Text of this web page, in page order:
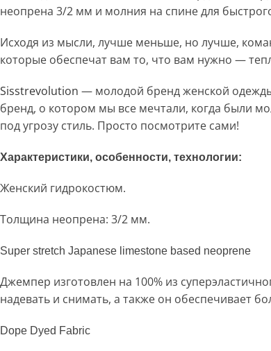
неопрена 3/2 мм и молния на спине для
Исходя из мысли, лучше меньше, но лучше,
которые обеспечат вам то, что вам нужно —
Sisstrevolution — молодой бренд женской
бренд, о котором мы все мечтали, когда были
под угрозу стиль. Просто посмотрите сами!
Характеристики, особенности, технологии:
Женский гидрокостюм.
Толщина неопрена: 3/2 мм.
Super stretch Japanese limestone based neoprene
Джемпер изготовлен на 100% из
надевать и снимать, а также он обеспечивает
Dope Dyed Fabric